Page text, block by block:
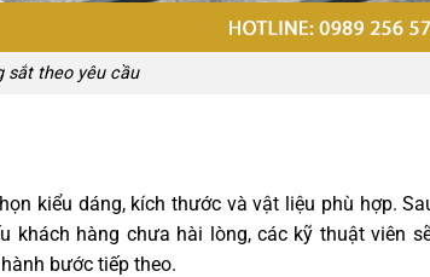
sắt theo yêu cầu
kiểu dáng, kích thước và vật liệu phù hợp.
khách hàng chưa hài lòng, các kỹ thuật viên
bước tiếp theo.